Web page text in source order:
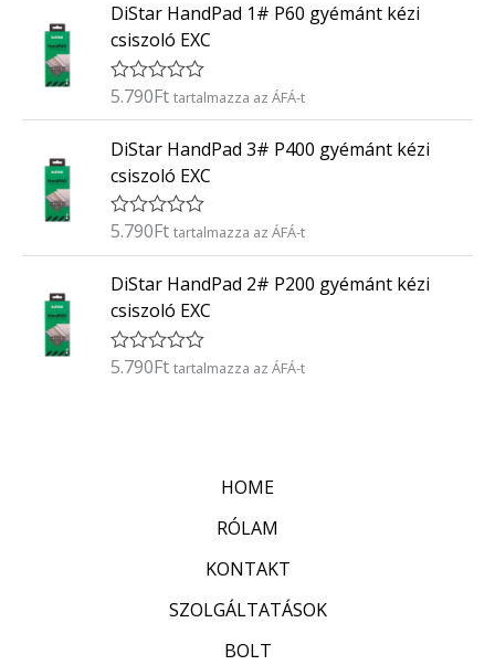
/
5
é
e
l
é
s
:
/
5
DiStar HandPad 1# P60 gyémánt kézi
csiszoló EXC
É
é
e
l
s
:
/
5
5.790Ft tartalmazza az ÁFÁ-t
DiStar HandPad 3# P400 gyémánt kézi
csiszoló EXC
É
é
e
l
é
s
5.790Ft tartalmazza az ÁFÁ-t
DiStar HandPad 2# P200 gyémánt kézi
csiszoló EXC
É
5.790Ft tartalmazza az ÁFÁ-t
HOME
RÓLAM
KONTAKT
SZOLGÁLTATÁSOK
BOLT